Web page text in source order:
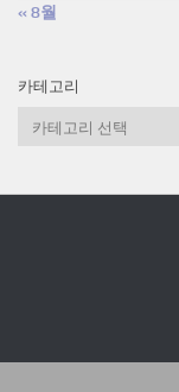
« 8월
카테고리
리